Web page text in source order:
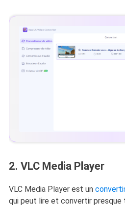
2. VLC Media Player
VLC Media Player est un
qui peut lire et convertir